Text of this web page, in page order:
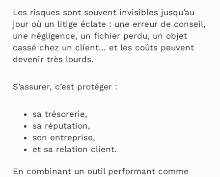
Les risques sont souvent invisibles jusqu’au
jour où un litige éclate : une erreur de conseil,
une négligence, un fichier perdu, un objet
cassé chez un client… et les coûts peuvent
devenir très lourds.
S’assurer, c’est protéger :
sa trésorerie,
sa réputation,
son entreprise,
et sa relation client.
En combinant un outil performant comme